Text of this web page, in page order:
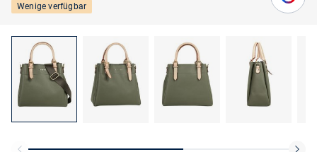
Wenige verfügbar